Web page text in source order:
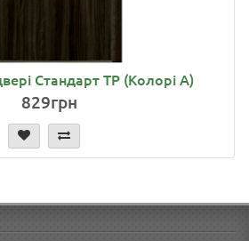
Стандарт ТР (Колорі А)
829грн